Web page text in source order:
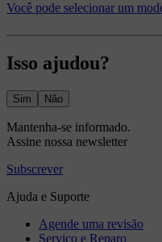
Você pode selecionar um
Isso ajudou?
Sim Não